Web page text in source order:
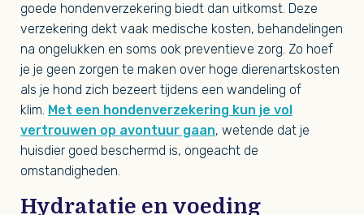
goede hondenverzekering biedt dan uitkomst. Deze
verzekering dekt vaak medische kosten, behandelingen
na ongelukken en soms ook preventieve zorg. Zo hoef
je je geen zorgen te maken over hoge dierenartskosten
als je hond zich bezeert tijdens een wandeling of
klim. Met een hondenverzekering kun je vol
vertrouwen op avontuur gaan, wetende dat je
huisdier goed beschermd is, ongeacht de
omstandigheden.
Hydratatie en voeding